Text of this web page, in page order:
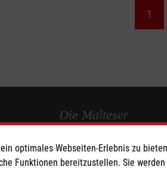
1
Die Malteser
Malteser in Deutschland
Malteserorden
optimales Webseiten-Erlebnis zu
Funktionen bereitzustellen. Sie